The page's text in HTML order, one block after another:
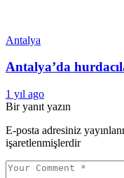
Antalya
Antalya’da
1 yıl ago
Bir yanıt yazın
E-posta adresiniz
işaretlenmişlerdir